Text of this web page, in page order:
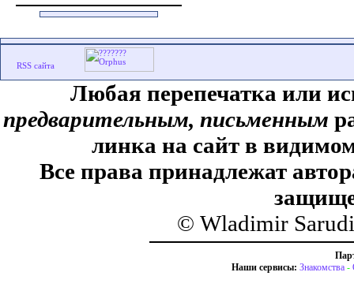
Любая перепечатка или
предварительным, письменным
линка на сайт в
Все права принадлежат
© Wladimir
Наши сервисы: Знакомства -